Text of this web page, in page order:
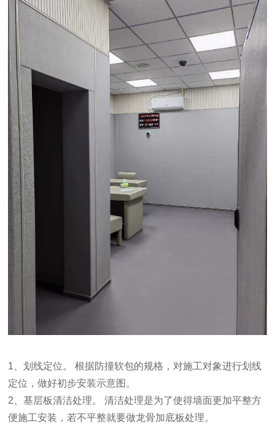
1、划线定位。 根据防撞软包的规格，对施工对象进行划线
定位，做好初步安装示意图。
2、基层板清洁处理。 清洁处理是为了使得墙面更加平整方
便施工安装，若不平整就要做龙骨加底板处理。